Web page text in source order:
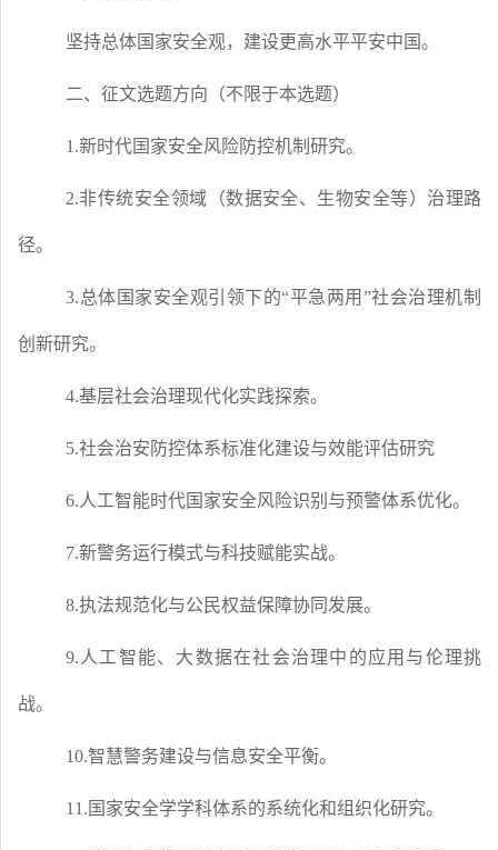
坚持总体国家安全观，建设更高水平平安中国。
二、征文选题方向 （不限于本选题）
1.新时代国家安全风险防控机制研究。
2.非传统安全领域（数据安全、生物安全等）治理路
径。
3.总体国家安全观引领下的“平急两用”社会治理机制
创新研究。
4.基层社会治理现代化实践探索。
5.社会治安防控体系标准化建设与效能评估研究
6.人工智能时代国家安全风险识别与预警体系优化。
7.新警务运行模式与科技赋能实战。
8.执法规范化与公民权益保障协同发展。
9.人工智能、大数据在社会治理中的应用与伦理挑
战。
10.智慧警务建设与信息安全平衡。
11.国家安全学学科体系的系统化和组织化研究。